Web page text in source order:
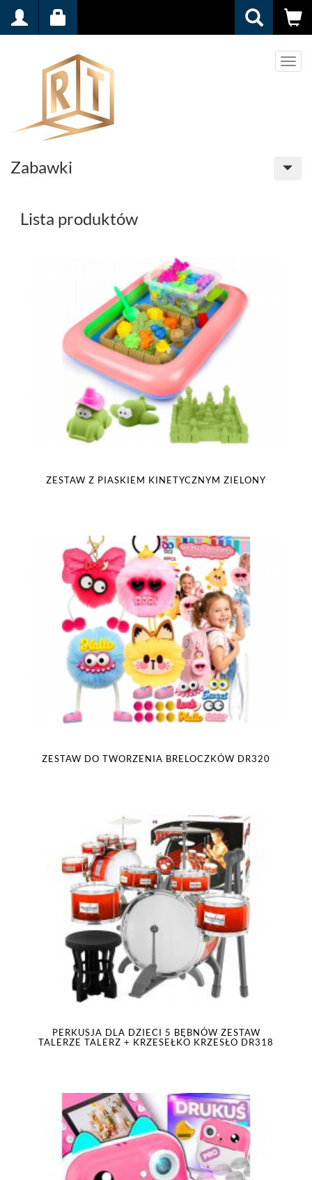
Menu
Zabawki
Lista produktów
ZESTAW Z PIASKIEM KINETYCZNYM ZIELONY
ZESTAW DO TWORZENIA BRELOCZKÓW DR320
PERKUSJA DLA DZIECI 5 BĘBNÓW ZESTAW
TALERZE TALERZ + KRZESEŁKO KRZESŁO DR318